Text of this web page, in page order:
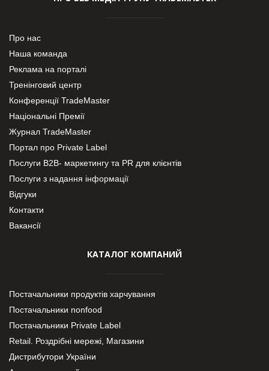
Про нас
Наша команда
Реклама на порталі
Тренінговий центр
Конференції TradeMaster
Національні Премії
Журнал TradeMaster
Портал про Private Label
Послуги В2В- маркетингу та PR для клієнтів
Послуги з надання інформації
Відгуки
Контакти
Вакансії
КАТАЛОГ КОМПАНИЙ
Постачальники продуктів харчування
Постачальники nonfood
Постачальники Private Label
Retail. Роздрібні мережі, Магазини
Дистрибутори України